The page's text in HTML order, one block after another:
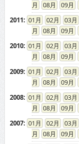
08
09
2011: 01 02 03
08
09
2010: 01 02 03
08
09
2009: 01 02 03
08
09
2008: 01 02 03
08
09
2007: 01 02 03
08
09